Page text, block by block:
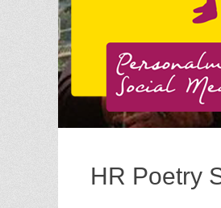
HR Poetry